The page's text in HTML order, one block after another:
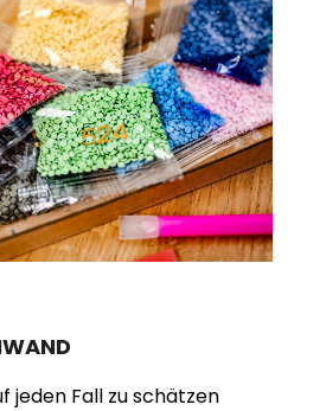
jeden Fall zu schätzen